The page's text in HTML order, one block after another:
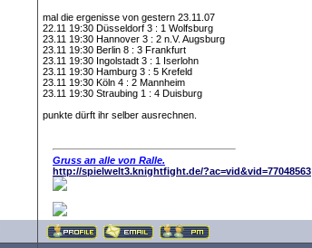
mal die ergenisse von gestern 23.11.07
22.11 19:30 Düsseldorf 3 : 1 Wolfsburg
23.11 19:30 Hannover 3 : 2 n.V. Augsburg
23.11 19:30 Berlin 8 : 3 Frankfurt
23.11 19:30 Ingolstadt 3 : 1 Iserlohn
23.11 19:30 Hamburg 3 : 5 Krefeld
23.11 19:30 Köln 4 : 2 Mannheim
23.11 19:30 Straubing 1 : 4 Duisburg
punkte dürft ihr selber ausrechnen.
Gruss an alle von Ralle.
http://spielwelt3.knightfight.de/?ac=vid&vid=77048563